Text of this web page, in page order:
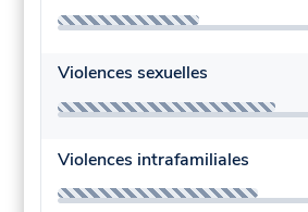
Violences sexuelles
Violences intrafamiliales